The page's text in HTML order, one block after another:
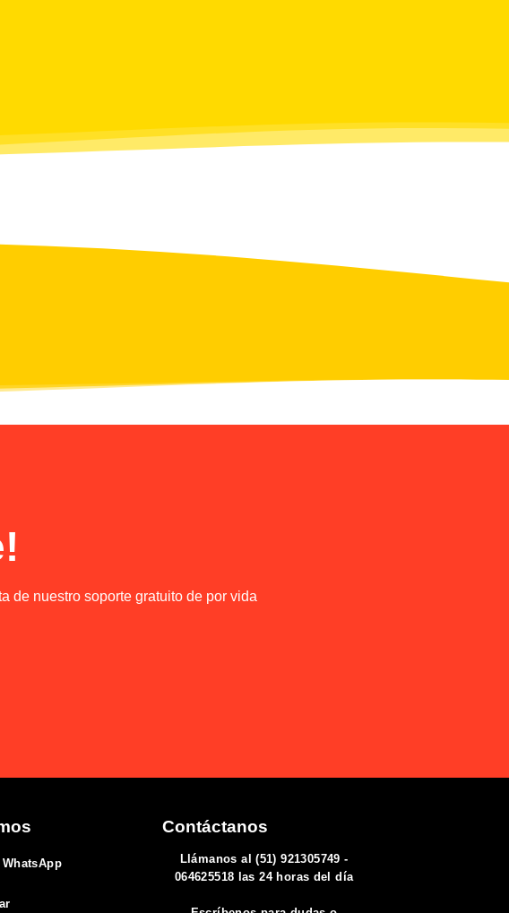
de nuestro soporte gratuito de por vida
Contáctanos
Llámanos al (51) 921305749 -
064625518 las 24 horas del día